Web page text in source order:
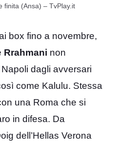
finita (Ansa) – TvPlay.it
box fino a novembre,
Rrahmani non
dagli avversari
come Kalulu. Stessa
una Roma che si
in difesa. Da
dell’Hellas Verona